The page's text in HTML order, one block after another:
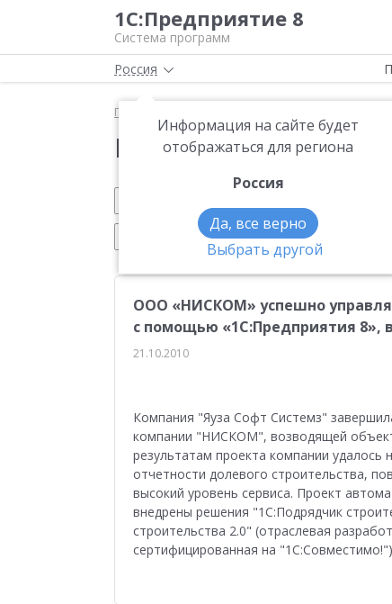
1С:Предприятие 8
Система программ
Россия
Информация на сайте будет
отображаться для региона
Россия
Да, все верно
Выбрать другой
Главная
Новости
Электронный документооборот
CRM Управление производством ИТС
Платформа 1С:Предприятие 8 ЕГАИС
Управление персоналом Сельское
Мобильное приложение АЗС
Отраслевые решения 1С:Мобильная
1С:ERP Управление предприятием Склад
Управление закупками Управление
ООО «НИСКОМ» успешно
с помощью «1С:Предприятия 8»,
21.10.2010
Компания "Яуза Софт Системз"
компании "НИСКОМ", возводящей
результатам проекта компании удалось
отчетности долевого строительства,
высокий уровень сервиса. Проект
внедрены решения "1С:Подрядчик
строительства 2.0" (отраслевая
сертифицированная на